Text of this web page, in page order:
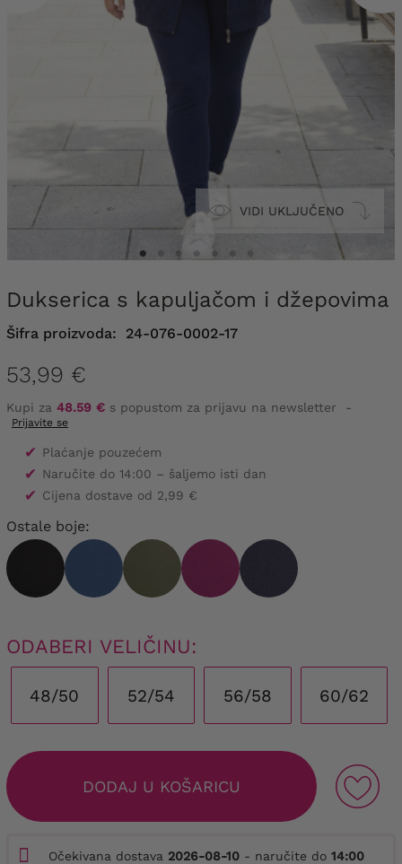
VIDI UKLJUČENO
dukserica s kapuljačom i džepovima
Šifra proizvoda: 24-076-0002-17
53,99 €
Kupi za 48.59 € s popustom za prijavu na newsletter -
Prijavite se
✔ Plaćanje pouzećem
✔ Naručite do 14:00 – šaljemo isti dan
✔ Cijena dostave od 2,99 €
Ostale boje:
ODABERI VELIČINU:
48/50 52/54 56/58 60/62
DODAJ U KOŠARICU
Očekivana dostava 2026-08-10 - naručite do 14:00